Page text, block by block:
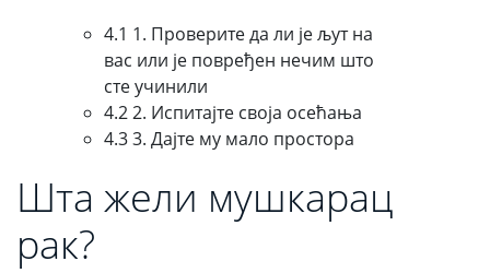
4.1 1. Проверите да ли је љут на
вас или је повређен нечим што
сте учинили
4.2 2. Испитајте своја осећања
4.3 3. Дајте му мало простора
Шта жели мушкарац
рак?